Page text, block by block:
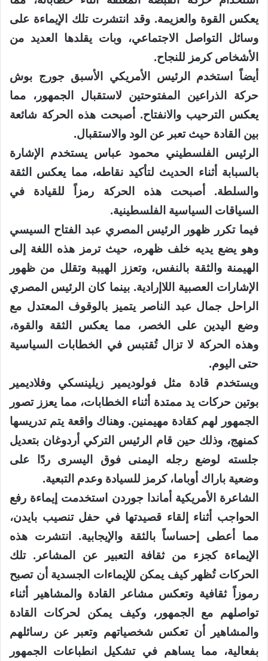
يعكس القوة والعزيمة. وقد انتشرت تلك الإيماءة على
وسائل التواصل الاجتماعي، وبات يقلدها العديد من
الأشخاص كرمز للنجاح.
أيضاً استخدم الرئيس الأمريكي الأسبق جورج بوش
حركة الذراعين المفتوحتين لاستقبال الجمهور، مما
يعكس الترحيب والانفتاح. أصبحت هذه الحركة شائعة
بين القادة حيث تعبر عن الود والاستقبال.
الرئيس الفلسطيني محمود عباس يستخدم الإشارة
بالسبابة أثناء الحديث لتأكيد نقاطه، مما يعكس الثقة
والسلطة. أصبحت هذه الحركة رمزاً للقيادة في
السياقات السياسية الفلسطينية.
فيما تكرر ظهور الرئيس المصري عبد الفتاح السيسي
وهو يضع يديه خلف ظهره، حيث ترمز هذه اللغة إلى
الهيمنة والثقة بالنفس، وتعزز الهيبة وتقلل من ظهور
الإشارات العصبية اللاإرادية. بينما كان الرئيس المصري
الراحل جمال عبد الناصر يتميز بالوقوف المعتدل مع
وضع اليدين على الخصر، مما يعكس الثقة والقوة،
وهذه الحركة لا تزال تُقتبس في الخطابات السياسية
حتى اليوم.
ويستخدم قادة مثل فولوديمير زيلينسكي وفلاديمير
بوتين حركات يد ممتدة أثناء الخطابات، مما يعزز تصور
الجمهور لهم كقادة مهيمنين. وهناك واقعة يتم تدريسها
كمنهج، وذلك حين قام الرئيس التركي أردوغان بتعديل
جلسته لوضع رجله اليمنى فوق اليسرى ردًا على
وضعية باراك أوباما، كرمز للسيادة وعدم التبعية.
الشاعرة الأمريكية أماندا جوردن استخدمت إيماءة رفع
الحواجب أثناء إلقاء قصيدتها في حفل تنصيب بايدن،
مما أعطى إحساساً بالثقة والإيجابية. انتشرت هذه
الإيماءة كجزء من ثقافة التعبير عن المشاعر. تلك
الحركات تُظهر كيف يمكن للإيماءات الجسدية أن تصبح
رموزاً ثقافية وتعكس مشاعر القادة والمشاهير أثناء
تواصلهم مع الجمهور، وكيف يمكن لحركات القادة
والمشاهير أن تعكس شخصياتهم وتعبر عن رسائلهم
بفعالية، مما يساهم في تشكيل انطباعات الجمهور